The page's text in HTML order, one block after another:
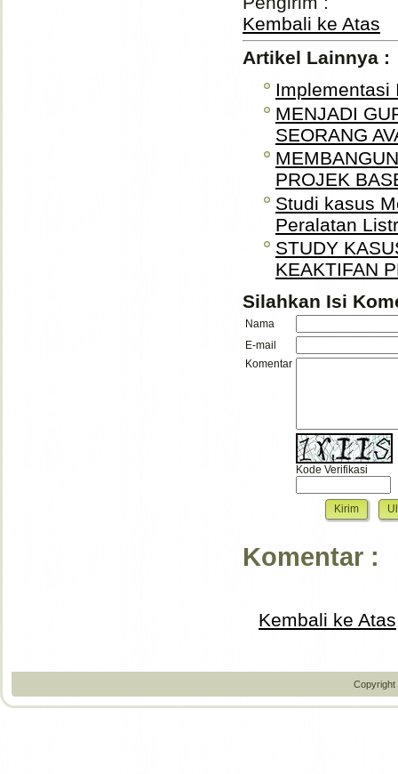
Kembali ke Atas
Artikel Lainnya :
Implementasi
MENJADI
SEORANG
PROJEK
Studi kasus
Peralatan
STUDY
KEAKTIFAN
Silahkan Isi
Nama
E-mail
Komentar
Kode Verifikasi
Komentar :
Kembali ke Atas